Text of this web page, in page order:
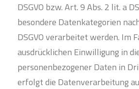
DSGVO bzw. Art. 9 Abs. 2 lit. a
besondere Datenkategorien
DSGVO verarbeitet werden. Im
ausdrücklichen Einwilligung in
personenbezogener Daten in
erfolgt die Datenverarbeitung